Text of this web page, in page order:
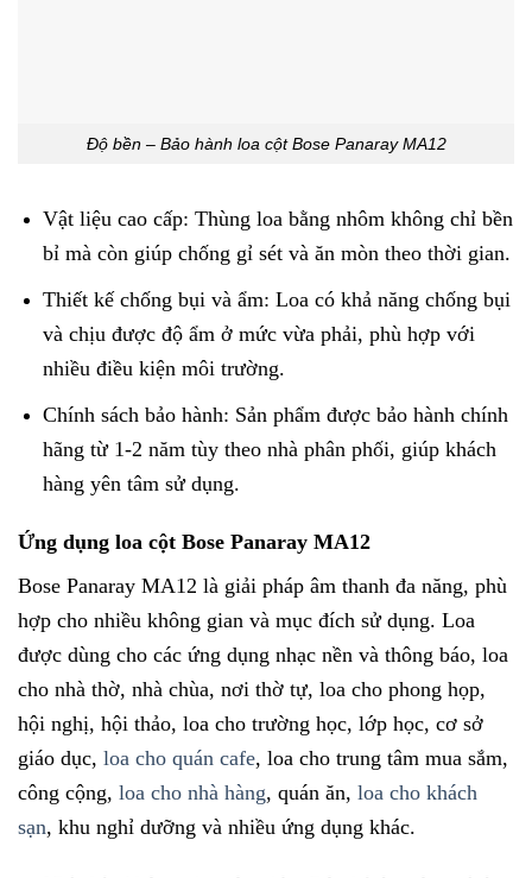
Độ bền – Bảo hành loa cột Bose Panaray MA12
Vật liệu cao cấp: Thùng loa bằng nhôm không chỉ bền
bỉ mà còn giúp chống gỉ sét và ăn mòn theo thời gian.
Thiết kế chống bụi và ẩm: Loa có khả năng chống bụi
và chịu được độ ẩm ở mức vừa phải, phù hợp với
nhiều điều kiện môi trường.
Chính sách bảo hành: Sản phẩm được bảo hành chính
hãng từ 1-2 năm tùy theo nhà phân phối, giúp khách
hàng yên tâm sử dụng.
Ứng dụng loa cột Bose Panaray MA12
Bose Panaray MA12 là giải pháp âm thanh đa năng, phù
hợp cho nhiều không gian và mục đích sử dụng. Loa
được dùng cho các ứng dụng nhạc nền và thông báo, loa
cho nhà thờ, nhà chùa, nơi thờ tự, loa cho phong họp,
hội nghị, hội thảo, loa cho trường học, lớp học, cơ sở
giáo dục, loa cho quán cafe, loa cho trung tâm mua sắm,
công cộng, loa cho nhà hàng, quán ăn, loa cho khách
sạn, khu nghỉ dưỡng và nhiều ứng dụng khác.